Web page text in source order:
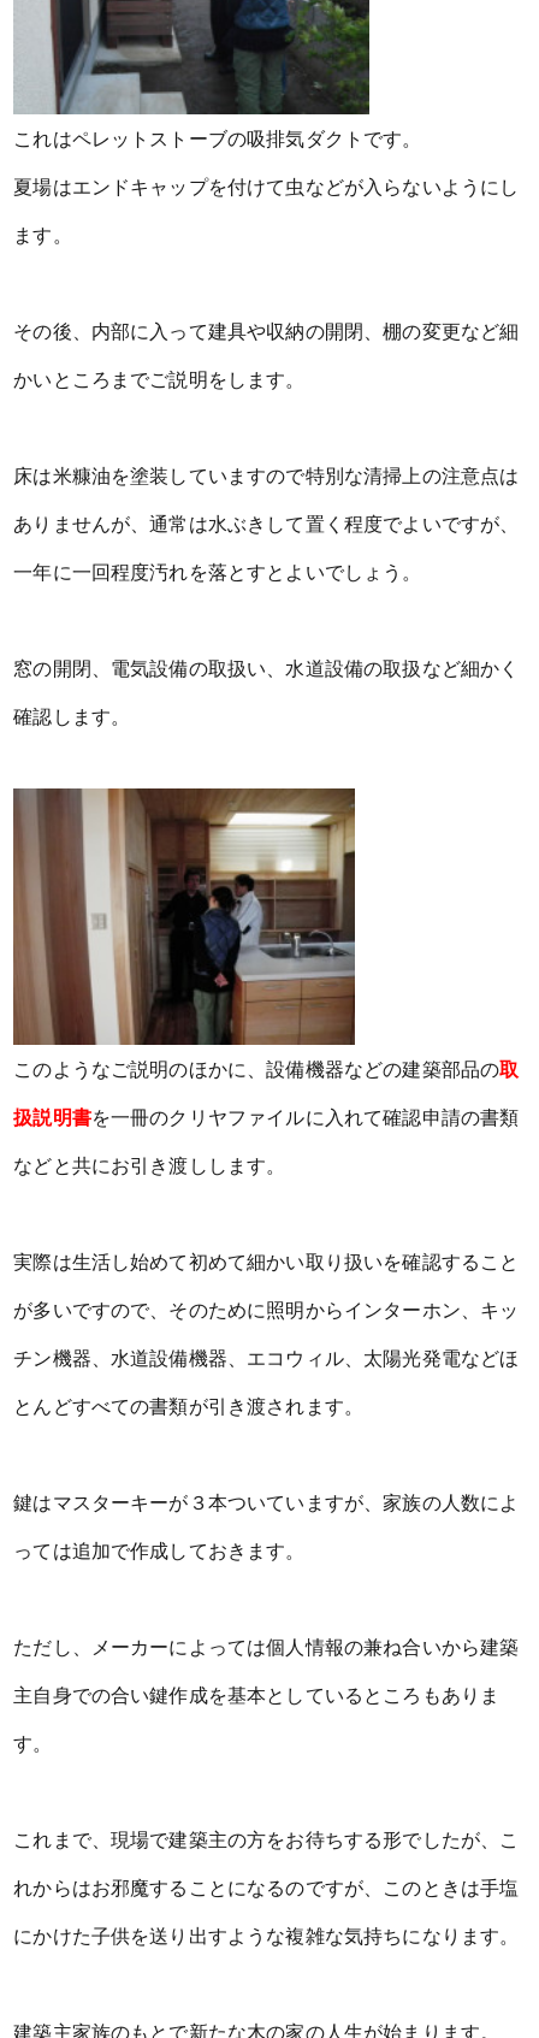
これはペレットストーブの吸排気ダクトです。
夏場はエンドキャップを付けて虫などが入らないようにし
ます。
その後、内部に入って建具や収納の開閉、棚の変更など細
かいところまでご説明をします。
床は米糠油を塗装していますので特別な清掃上の注意点は
ありませんが、通常は水ぶきして置く程度でよいですが、
一年に一回程度汚れを落とすとよいでしょう。
窓の開閉、電気設備の取扱い、水道設備の取扱など細かく
確認します。
このようなご説明のほかに、設備機器などの建築部品の取
扱説明書を一冊のクリヤファイルに入れて確認申請の書類
などと共にお引き渡しします。
実際は生活し始めて初めて細かい取り扱いを確認すること
が多いですので、そのために照明からインターホン、キッ
チン機器、水道設備機器、エコウィル、太陽光発電などほ
とんどすべての書類が引き渡されます。
鍵はマスターキーが３本ついていますが、家族の人数によ
っては追加で作成しておきます。
ただし、メーカーによっては個人情報の兼ね合いから建築
主自身での合い鍵作成を基本としているところもありま
す。
これまで、現場で建築主の方をお待ちする形でしたが、こ
れからはお邪魔することになるのですが、このときは手塩
にかけた子供を送り出すような複雑な気持ちになります。
建築主家族のもとで新たな木の家の人生が始まります。